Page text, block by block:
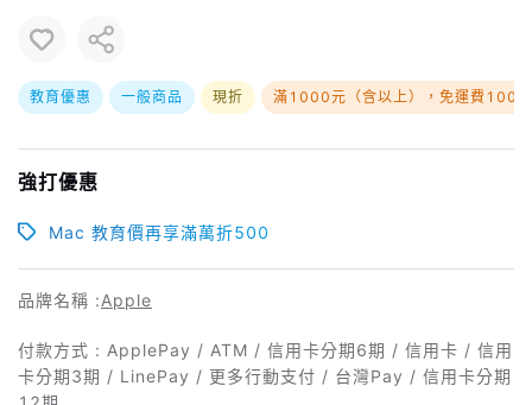
教育優惠 一般商品 現折 滿1000元（含以上），免運費100元
強打優惠
Mac 教育價再享滿萬折500
品牌名稱 :Apple
付款方式 : ApplePay / ATM / 信用卡分期6期 / 信用卡 / 信用
卡分期3期 / LinePay / 更多行動支付 / 台灣Pay / 信用卡分期